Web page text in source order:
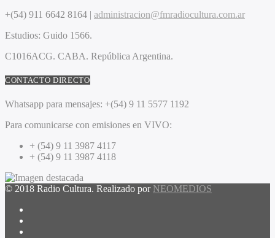
+(54) 911 6642 8164 | administracion@fmradiocultura.com.ar
Estudios: Guido 1566.
C1016ACG. CABA. República Argentina.
CONTACTO DIRECTO
Whatsapp para mensajes: +(54) 9 11 5577 1192
Para comunicarse con emisiones en VIVO:
+ (54) 9 11 3987 4117
+ (54) 9 11 3987 4118
© 2018 Radio Cultura. Realizado por NEOMEDIOS